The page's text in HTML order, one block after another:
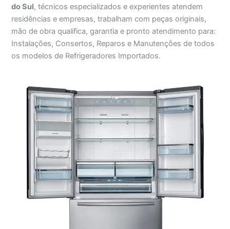
do Sul, técnicos especializados e experientes atendem
residências e empresas, trabalham com peças originais,
mão de obra qualifica, garantia e pronto atendimento para:
Instalações, Consertos, Reparos e Manutenções de todos
os modelos de Refrigeradores Importados.